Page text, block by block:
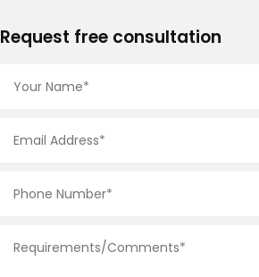
Request free consultation